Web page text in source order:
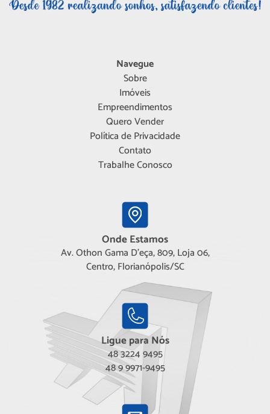
Navegue
Sobre
Imóveis
Empreendimentos
Quero Vender
Política de Privacidade
Contato
Trabalhe Conosco
Onde Estamos
Av. Othon Gama D'eça, 809, Loja 06,
Centro, Florianópolis/SC
Ligue para Nós
48 3224 9495
48 9 9971-9495